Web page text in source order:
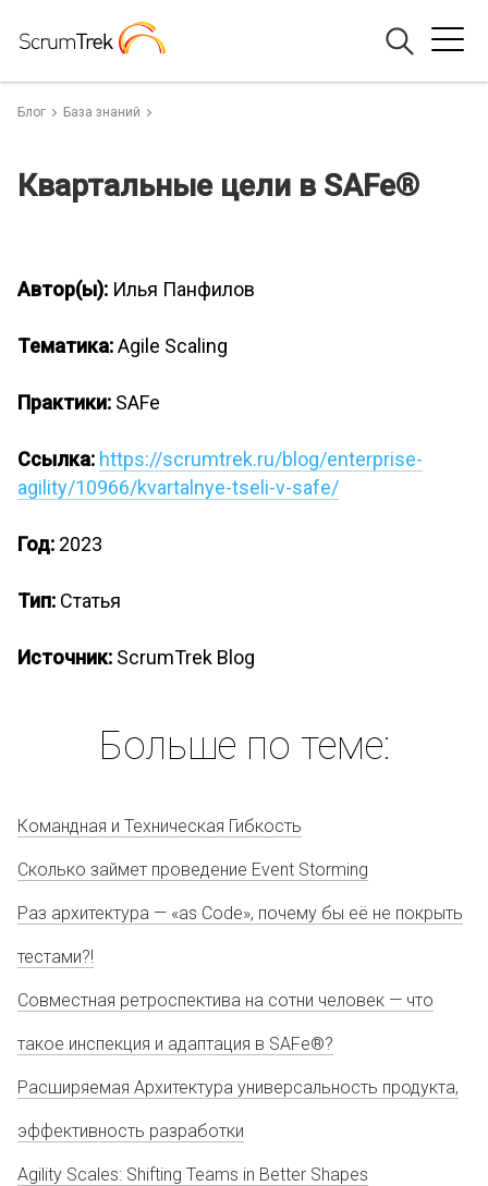
Блог База знаний
Квартальные цели в SAFe®
Автор(ы): Илья Панфилов
Тематика:Agile Scaling
Практики: SAFe
Ссылка: https://scrumtrek.ru/blog/enterprise-
agility/10966/kvartalnye-tseli-v-safe/
Год: 2023
Тип: Статья
Источник: ScrumTrek Blog
Больше по теме:
Командная и Техническая Гибкость
Сколько займет проведение Event Storming
Раз архитектура — «as Code», почему бы её не покрыть
тестами?!
Совместная ретроспектива на сотни человек — что
такое инспекция и адаптация в SAFe®?
Расширяемая Архитектура универсальность продукта,
эффективность разработки
Agility Scales: Shifting Teams in Better Shapes